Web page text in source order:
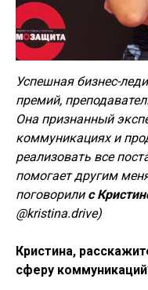
Успешная бизнес-
премий,
Она признанный
коммуникациях и
реализовать все
помогает другим
поговорили с
@kristina.drive)
Кристина,
сферу